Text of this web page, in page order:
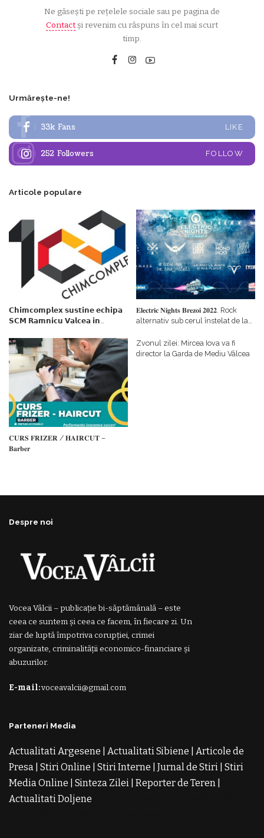
Ne găsești pe rețelele sociale sau pe pagina de
Contactși revenim cu răspuns în cel mai scurt
timp.
Urmărește-ne!
33k Fans LIKE
252 Followers FOLLOW
Articole populare
𝗖𝗵𝗶𝗺𝗰𝗼𝗺𝗽𝗹𝗲𝘅 𝘀𝘂𝘀𝘁𝗶𝗻𝗲 𝗲𝗰𝗵𝗶𝗽𝗮
𝗦𝗖𝗠 𝗥𝗮𝗺𝗻𝗶𝗰𝘂 𝗩𝗮𝗹𝗰𝗲𝗮 𝗶𝗻
𝗳𝗶𝗻𝗮𝗻𝘁𝗮𝘁𝗼𝗿
𝐄𝐥𝐞𝐜𝐭𝐫𝐢𝐜 𝐍𝐢𝐠𝐡𝐭𝐬 𝐁𝐫𝐞𝐳𝐨𝐢 𝟐𝟎𝟐𝟐. Rock
alternativ sub cerul înstelat de la
𝐂𝐔𝐑𝐒 𝐅𝐑𝐈𝐙𝐄𝐑 / 𝐇𝐀𝐈𝐑𝐂𝐔𝐓 –
𝐁𝐚𝐫𝐛𝐞𝐫
Zvonul zilei: Mircea Iova va fi
director la Garda de Mediu Vâlcea
Despre noi
Vocea Vâlcii – publicație bi-săptămânală – este
ceea ce suntem și ceea ce facem, în fiecare zi. Un
ziar de luptă împotriva corupției, crimei
organizate, criminalității economico-financiare și
abuzurilor.
E-mail:voceavalcii@gmail.com
Parteneri Media
Actualitati Argesene Actualitati Sibiene
Articole de
Presa Stiri Online Stiri Interne Jurnal de Stiri Stiri
Media Online
Sinteza Zilei Reporter de Teren
Actualitati Doljene